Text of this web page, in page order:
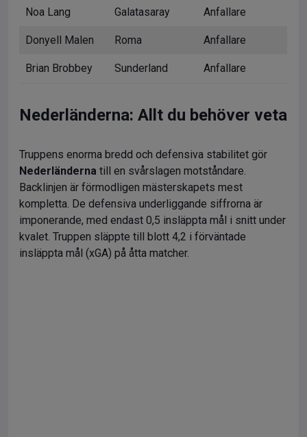
Noa Lang Galatasaray Anfallare
Donyell Malen Roma Anfallare
Brian Brobbey Sunderland Anfallare
Nederländerna: Allt du behöver veta
Truppens enorma bredd och defensiva stabilitet gör
Nederländerna till en svårslagen motståndare.
Backlinjen är förmodligen mästerskapets mest
kompletta. De defensiva underliggande siffrorna är
imponerande, med endast 0,5 insläppta mål i snitt under
kvalet. Truppen släppte till blott 4,2 i förväntade
insläppta mål (xGA) på åtta matcher.